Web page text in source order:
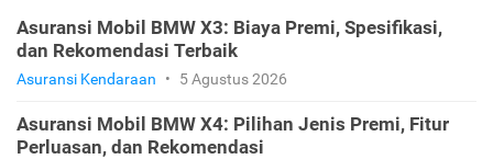
Asuransi Mobil BMW X3: Biaya Premi, Spesifikasi,
dan Rekomendasi Terbaik
Asuransi Kendaraan • 5 Agustus 2026
Asuransi Mobil BMW X4: Pilihan Jenis Premi, Fitur
Perluasan, dan Rekomendasi